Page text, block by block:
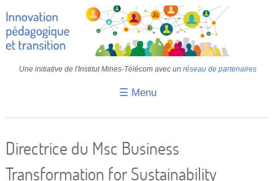
Une initiative de l'Institut Mines-Télécom avec un réseau de partenaires
☰ Menu
Directrice du Msc Business
Transformation for Sustainability